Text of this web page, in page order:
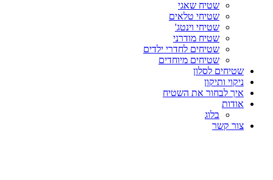
שטיח שאגי
שטיחי טלאים
שטיחי וינטג'
שטיח מודרני
שטיחים לחדרי ילדים
שטיחים מיוחדים
שטיחים לסלון
ניקוי ותיקון
איך לבחור את השטיח
אודות
בלוג
צור קשר